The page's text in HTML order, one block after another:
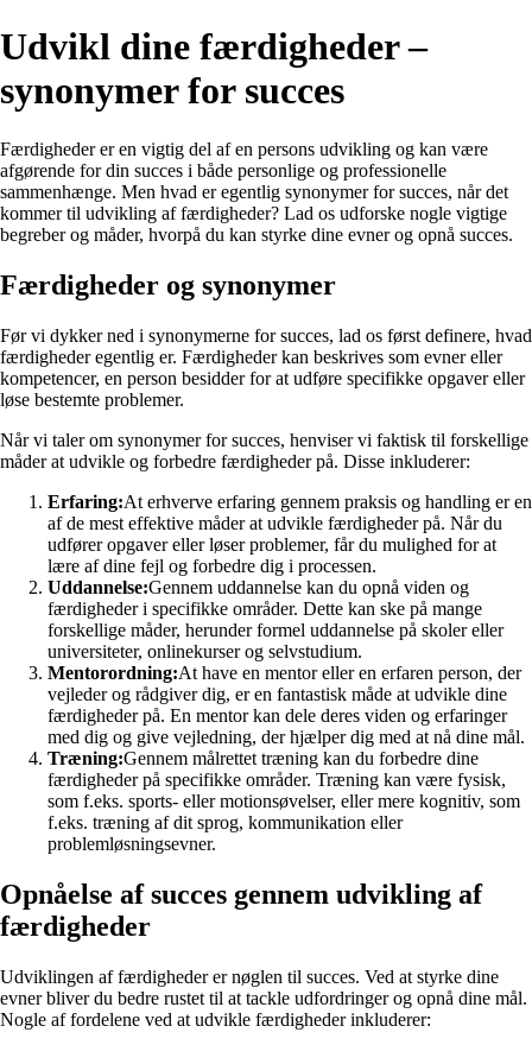
Udvikl dine færdigheder –
synonymer for succes
Færdigheder er en vigtig del af en persons udvikling og kan være
afgørende for din succes i både personlige og professionelle
sammenhænge. Men hvad er egentlig synonymer for succes, når det
kommer til udvikling af færdigheder? Lad os udforske nogle vigtige
begreber og måder, hvorpå du kan styrke dine evner og opnå succes.
Færdigheder og synonymer
Før vi dykker ned i synonymerne for succes, lad os først definere, hvad
færdigheder egentlig er. Færdigheder kan beskrives som evner eller
kompetencer, en person besidder for at udføre specifikke opgaver eller
løse bestemte problemer.
Når vi taler om synonymer for succes, henviser vi faktisk til forskellige
måder at udvikle og forbedre færdigheder på. Disse inkluderer:
Erfaring:At erhverve erfaring gennem praksis og handling er en
af de mest effektive måder at udvikle færdigheder på. Når du
udfører opgaver eller løser problemer, får du mulighed for at
lære af dine fejl og forbedre dig i processen.
Uddannelse:Gennem uddannelse kan du opnå viden og
færdigheder i specifikke områder. Dette kan ske på mange
forskellige måder, herunder formel uddannelse på skoler eller
universiteter, onlinekurser og selvstudium.
Mentorordning:At have en mentor eller en erfaren person, der
vejleder og rådgiver dig, er en fantastisk måde at udvikle dine
færdigheder på. En mentor kan dele deres viden og erfaringer
med dig og give vejledning, der hjælper dig med at nå dine mål.
Træning:Gennem målrettet træning kan du forbedre dine
færdigheder på specifikke områder. Træning kan være fysisk,
som f.eks. sports- eller motionsøvelser, eller mere kognitiv, som
f.eks. træning af dit sprog, kommunikation eller
problemløsningsevner.
Opnåelse af succes gennem udvikling af
færdigheder
Udviklingen af færdigheder er nøglen til succes. Ved at styrke dine
evner bliver du bedre rustet til at tackle udfordringer og opnå dine mål.
Nogle af fordelene ved at udvikle færdigheder inkluderer: